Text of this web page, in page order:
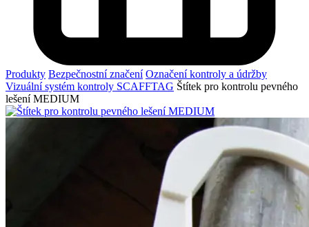
Produkty Bezpečnostní značení Označení kontroly a údržby
Vizuální systém kontroly SCAFFTAG Štítek pro kontrolu pevného
lešení MEDIUM